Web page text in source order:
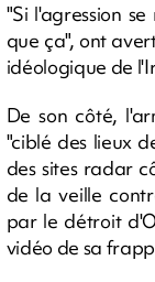
"Si l'agression
que ça", ont
idéologique de
De son côté,
"ciblé des lieux
des sites radar
de la veille
par le détroit
vidéo de sa